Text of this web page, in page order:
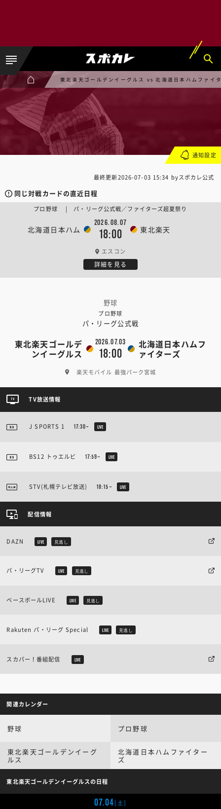
東北楽天ゴールデンイーグルス vs 北海道日本ハムファイ
最終更新2026-07-03 15:34 byスポカレ公式
同じ対戦カードの直近日程
北海道日本ハム
2026.08.07
18:00 東北楽天
プロ野球 | パ・リーグ公式戦／ファイターズ超夏祭り
エスコン
詳細を見る
野球
プロ野球
パ・リーグ公式戦
東北楽天ゴールデ
ンイーグルス
2026.07.03
18:00
北海道日本ハムフ
ァイターズ
楽天モバイル 最強パーク宮城
通知設定
TV放送情報
J SPORTS 1 17:30~ LIVE
BS12 トゥエルビ 17:59~ LIVE
STV(札幌テレビ放送) 18:15~ LIVE
配信情報
DAZN LIVE 見逃し
パ・リーグTV LIVE 見逃し
ベースボールLIVE LIVE 見逃し
Rakuten パ・リーグ Special LIVE 見逃し
スカパー！番組配信 LIVE
関連カレンダー
野球 プロ野球
東北楽天ゴールデンイーグ
ルス
北海道日本ハムファイター
ズ
東北楽天ゴールデンイーグルスの日程
07.04[土]